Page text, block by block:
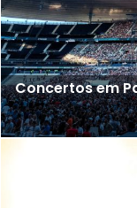
Concertos em